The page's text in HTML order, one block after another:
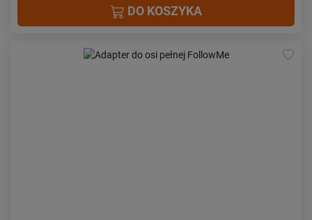
DO KOSZYKA